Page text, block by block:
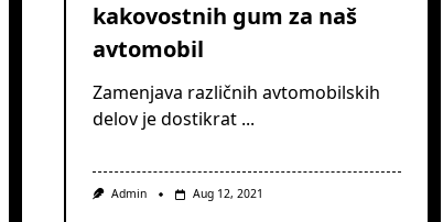
kakovostnih gum za naš
avtomobil
Zamenjava različnih avtomobilskih
delov je dostikrat ...
Admin Aug 12, 2021